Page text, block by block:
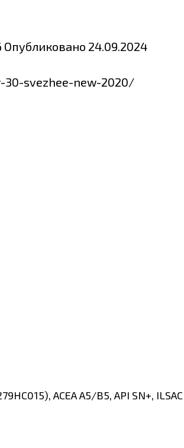
Опубликовано 24.09.2024
svezhee-new-2020/
ACEA A5/B5, API SN+,